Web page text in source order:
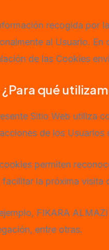
recogida por
al Usuario.
de las Cookies
qué
Sitio Web utiliza
de los
permiten
facilitar la próxima visita
FIKARA
entre otras.